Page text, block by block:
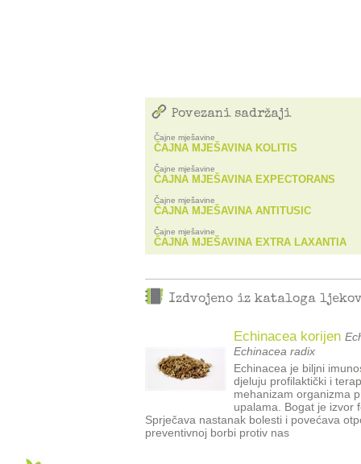
Povezani sadržaji
Čajne mješavine
ČAJNA MJEŠAVINA KOLITIS
Čajne mješavine
ČAJNA MJEŠAVINA EXPECTORANS
Čajne mješavine
ČAJNA MJEŠAVINA ANTITUSIC
Čajne mješavine
ČAJNA MJEŠAVINA EXTRA LAXANTIA
Izdvojeno iz kataloga
Echinacea korijen
Echinacea radix
Echinacea je biljni
djeluju profilaktički i
mehanizam organizma
upalama. Bogat je izvor
Sprječava nastanak bolesti i povećava
preventivnoj borbi protiv nas